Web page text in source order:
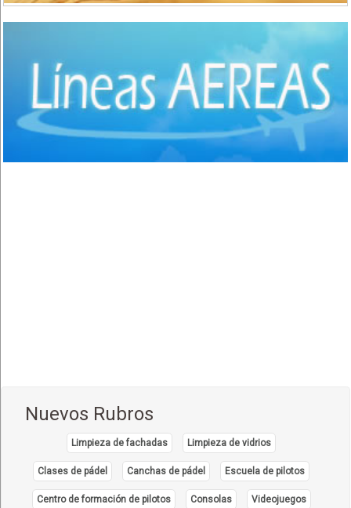
Comida Española(2)
Comida Francesa
Comida Fusión
Comida Tailandesa(1)
Comida Vegana(3)
Comida Vegetariana
Comida Vietnamita(1)
Nuevos Rubros
Limpieza de fachadas Limpieza de vidrios
Clases de pádel Canchas de pádel Escuela de pilotos
Centro de formación de pilotos Consolas Videojuegos